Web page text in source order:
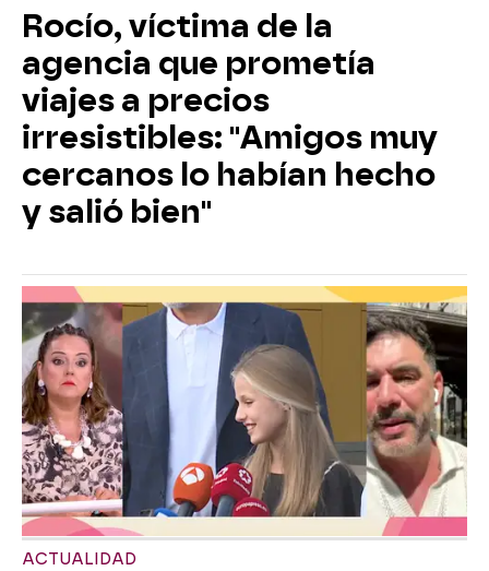
Rocío, víctima de la
agencia que prometía
viajes a precios
irresistibles: "Amigos muy
cercanos lo habían hecho
y salió bien"
ACTUALIDAD